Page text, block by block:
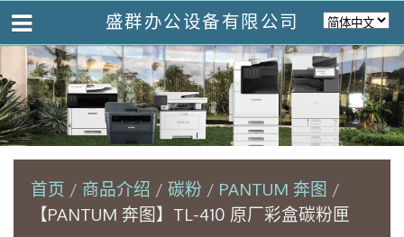
盛群办公设备有限公司
首页 商品介绍 碳粉
PANTUM 奔图
【PANTUM 奔图】TL-410 原厂彩盒碳粉匣